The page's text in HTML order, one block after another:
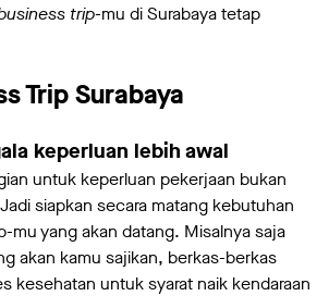
trip-mu di Surabaya tetap
Trip Surabaya
keperluan lebih awal
untuk keperluan pekerjaan bukan
siapkan secara matang kebutuhan
mu yang akan datang. Misalnya saja
akan kamu sajikan, berkas-berkas
kesehatan untuk syarat naik kendaraan